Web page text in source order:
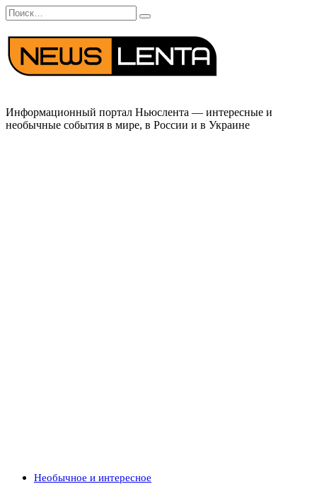
Перейти
к
содержанию
Search
for:
Информационный портал Ньюслента — интересные и
необычные события в мире, в России и в Украине
Необычное и интересное